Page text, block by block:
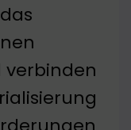
verbinden